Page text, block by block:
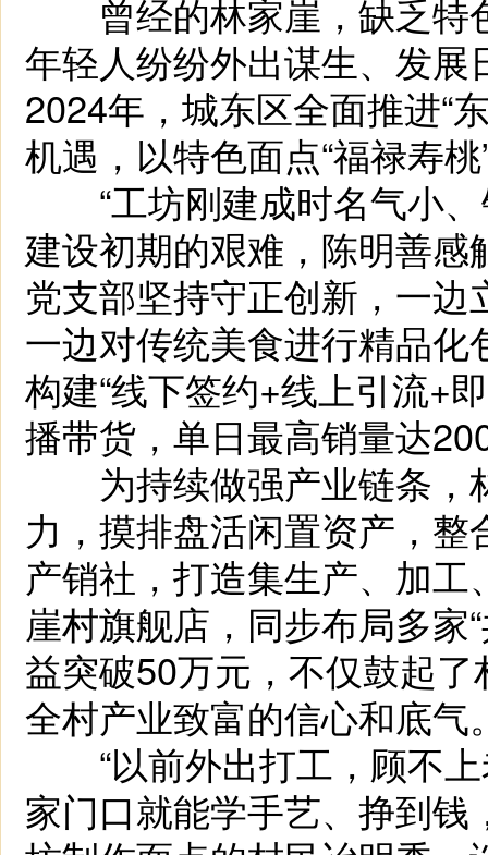
曾经的林家崖，缺乏特
年轻人纷纷外出谋生、发
2024年，城东区全面推进“
机遇，以特色面点“福禄寿
“工坊刚建成时名气小、
建设初期的艰难，陈明善
党支部坚持守正创新，一
一边对传统美食进行精品
构建“线下签约+线上引流+
播带货，单日最高销量达
为持续做强产业链条，
力，摸排盘活闲置资产，
产销社，打造集生产、加工
崖村旗舰店，同步布局多家
益突破50万元，不仅鼓起了
全村产业致富的信心和底气
“以前外出打工，顾不上
家门口就能学手艺、挣到钱